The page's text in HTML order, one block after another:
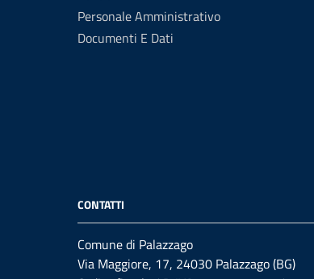
Personale Amministrativo
Documenti E Dati
CONTATTI
Comune di Palazzago
Via Maggiore, 17, 24030 Palazzago (BG)